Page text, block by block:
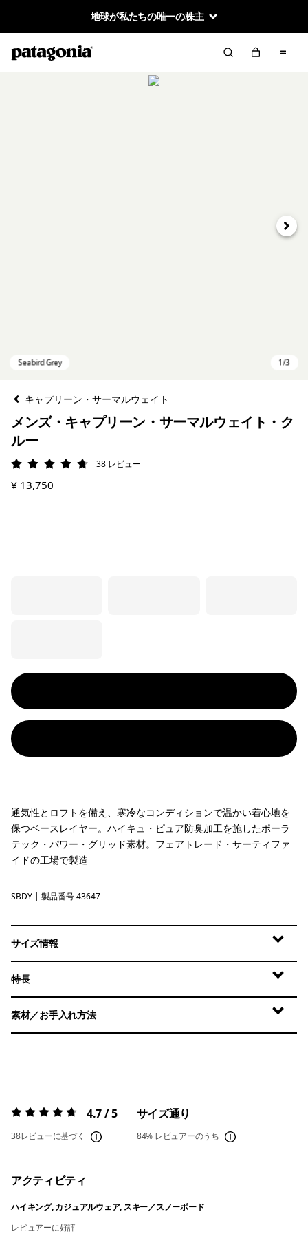
地球が私たちの唯一の株主
次へ
キャプリーン・サーマルウェイト
メンズ・キャプリーン・サーマルウェイト・ク
ルー
評価: 4.7 / 5
38 レビュー
¥ 13,750
通気性とロフトを備え、寒冷なコンディションで温かい着心地を
保つベースレイヤー。ハイキュ・ピュア防臭加工を施したポーラ
テック・パワー・グリッド素材。フェアトレード・サーティファ
イドの工場で製造
Seabird Grey
SBDY | 製品番号 43647
サイズ情報
特長
素材／お手入れ方法
評価:4.7 / 5 4.7 / 5
38レビューに基づく
サイズ通り
84% レビュアーのうち
アクティビティ
ハイキング, カジュアルウェア, スキー／スノーボード
レビュアーに好評